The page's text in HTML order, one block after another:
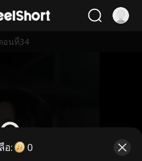
อนที่34
อ: 0